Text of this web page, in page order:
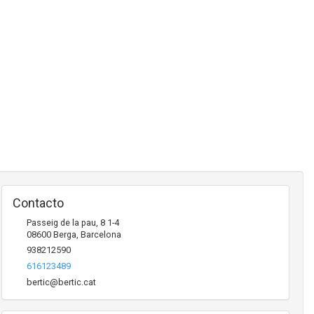
Contacto
Passeig de la pau, 8 1-4
08600 Berga, Barcelona
938212590
616123489
bertic@bertic.cat